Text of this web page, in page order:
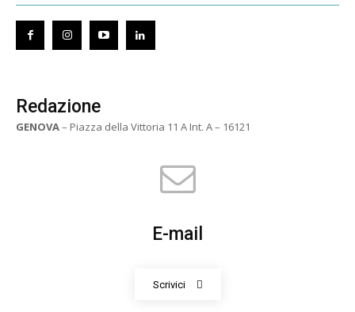
Redazione
GENOVA– Piazza della Vittoria 11 A Int. A – 16121
E-mail
Scrivici